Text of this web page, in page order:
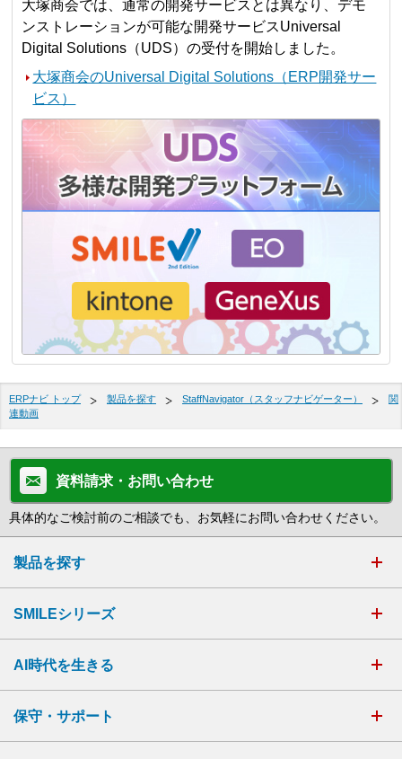
大塚商会では、通常の開発サービスとは異なり、デモ
ンストレーションが可能な開発サービスUniversal
Digital Solutions（UDS）の受付を開始しました。
大塚商会のUniversal Digital Solutions（ERP開発サー
ビス）
ERPナビ トップ 製品を探す StaffNavigator（スタッフナビゲーター）
関
連動画
資料請求・お問い合わせ
具体的なご検討前のご相談でも、お気軽にお問い合わせください。
製品を探す
SMILEシリーズ
AI時代を生きる
保守・サポート